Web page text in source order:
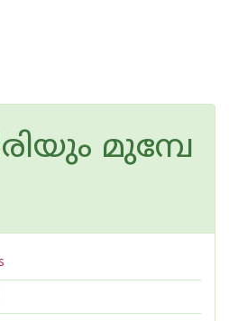
മുമ്പേ